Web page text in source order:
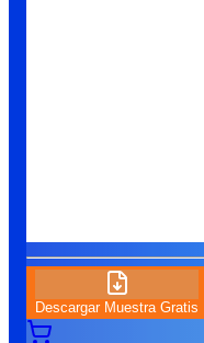
Descargar Muestra Gratis